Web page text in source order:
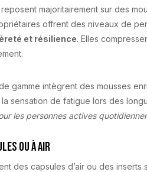
majoritairement sur des
offrent des niveaux de
et résilience. Elles
gamme intègrent des mousses
sensation de fatigue lors des
les personnes actives
ou à air
des capsules d’air ou des